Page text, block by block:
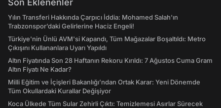
Son Eklenenler
Yılın Transferi Hakkında Çarpıcı İddia: Mohamed Salah'ın
Trabzonspor’daki Gelirlerine Haciz Engeli!
Türkiye'nin Ünlü AVM'si Kapandı, Tüm Mağazalar Boşaltıldı: Metro
Çıkışını Kullananlara Uyarı Yapıldı
Altın Fiyatında Son 28 Haftanın Rekoru Kırıldı: 7 Ağustos Cuma Gram
Altın Fiyatı Ne Kadar?
Milli Eğitim ve İçişleri Bakanlığı’ndan Ortak Karar: Yeni Dönemde
Tüm Okullardaki Kurallar Değişiyor
Koca Ülkede Tüm Sular Zehirli Çıktı: Temizlemesi Asırlar Sürecek